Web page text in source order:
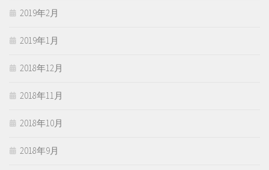
2019年2月
2019年1月
2018年12月
2018年11月
2018年10月
2018年9月